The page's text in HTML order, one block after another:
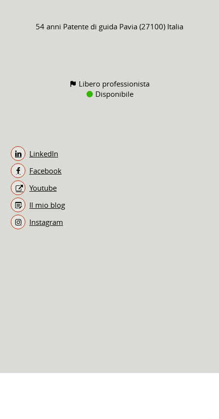
54 anni Patente di guida Pavia (27100) Italia
Libero professionista
Disponibile
LinkedIn
Facebook
Youtube
Il mio blog
Instagram